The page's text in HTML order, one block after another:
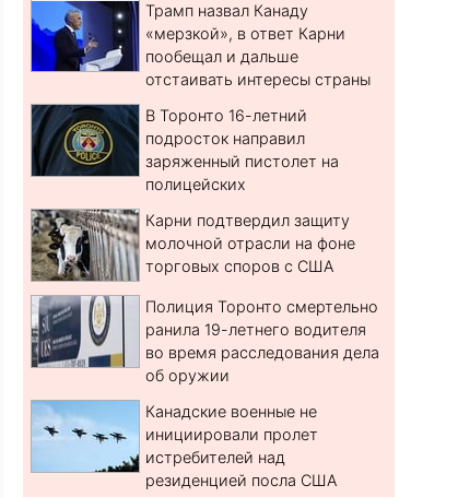
Трамп назвал Канаду
«мерзкой», в ответ Карни
пообещал и дальше
отстаивать интересы страны
В Торонто 16-летний
подросток направил
заряженный пистолет на
полицейских
Карни подтвердил защиту
молочной отрасли на фоне
торговых споров с США
Полиция Торонто смертельно
ранила 19-летнего водителя
во время расследования дела
об оружии
Канадские военные не
инициировали пролет
истребителей над
резиденцией посла США